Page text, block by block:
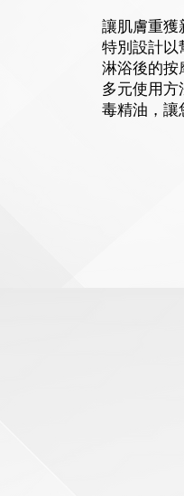
讓肌膚重獲
特別設計以
淋浴後的按
多元使用
毒精油，讓